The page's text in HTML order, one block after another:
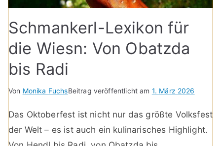
Schmankerl-Lexikon für
die Wiesn: Von Obatzda
bis Radi
Von Monika FuchsBeitrag veröffentlicht am 1. März 2026
Das Oktoberfest ist nicht nur das größte Volksfest
der Welt – es ist auch ein kulinarisches Highlight.